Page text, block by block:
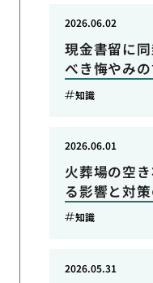
現金書留に
べき悔やみ
2026.06.02
知識
火葬場の空
る影響と対
2026.06.01
知識
2026.05.31